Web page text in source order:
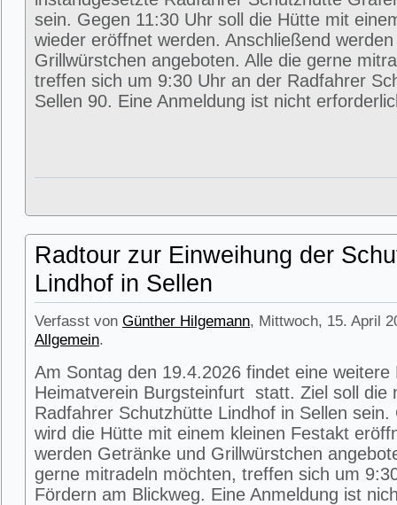
sein. Gegen 11:30 Uhr soll die Hütte mit
wieder eröffnet werden. Anschließend
Grillwürstchen angeboten. Alle die gerne
treffen sich um 9:30 Uhr an der Radfahrer
Sellen 90. Eine Anmeldung ist nicht
Radtour zur Einweihung der
Lindhof in Sellen
Verfasst von Günther Hilgemann, Mittwoch, 15. April
Allgemein.
Am Sontag den 19.4.2026 findet eine weitere
Heimatverein Burgsteinfurt statt. Ziel soll die
Radfahrer Schutzhütte Lindhof in Sellen sein.
wird die Hütte mit einem kleinen Festakt
werden Getränke und Grillwürstchen
gerne mitradeln möchten, treffen sich um
Fördern am Blickweg. Eine Anmeldung ist